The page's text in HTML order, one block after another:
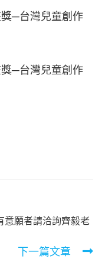
─台灣兒童創作
─台灣兒童創作
意願者請洽詢齊毅老
下一篇文章